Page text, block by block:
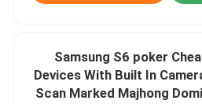
Samsung S6 poker
Devices With Built In
Scan Marked Majhong